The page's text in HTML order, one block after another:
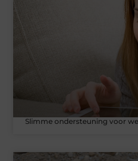
Slimme ondersteuning voor